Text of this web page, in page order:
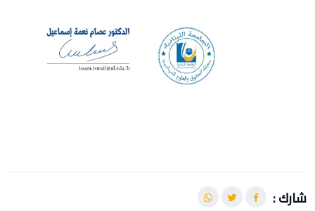
شارك :